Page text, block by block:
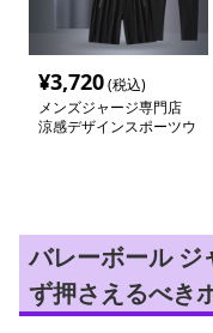
¥3,720(税込)
メンズジャージ専門店
涼感デザインスポーツウ
バレーボール ジ
ず押さえるべき